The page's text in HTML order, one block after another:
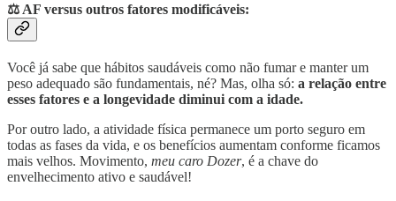
⚖ AF versus outros fatores modificáveis:
Você já sabe que hábitos saudáveis como não fumar e manter um
peso adequado são fundamentais, né? Mas, olha só: a relação entre
esses fatores e a longevidade diminui com a idade.
Por outro lado, a atividade física permanece um porto seguro em
todas as fases da vida, e os benefícios aumentam conforme ficamos
mais velhos. Movimento, meu caro Dozer, é a chave do
envelhecimento ativo e saudável!